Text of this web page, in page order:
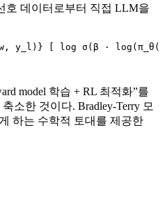
호 데이터로부터 직접 LLM을
y_l)} [ log σ(β ·
model 학습 + RL 최적화”를
소한 것이다. Bradley-Terry 모
하는 수학적 토대를 제공한